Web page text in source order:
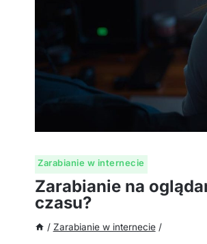
Zarabianie w internecie
Zarabianie na
czasu?
/ Zarabianie w internecie /